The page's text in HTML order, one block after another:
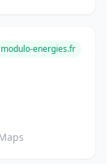
modulo-energies.fr